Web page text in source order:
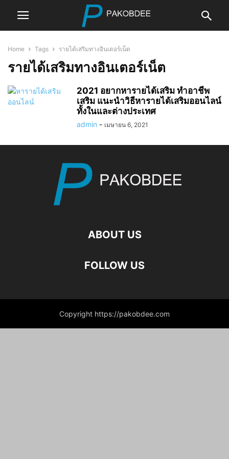
Home Tags รายได้เสริมทางอินเตอร์เน็ต
รายได้เสริมทางอินเตอร์เน็ต
2021 อยากหารายได้เสริม ทำอาชีพ
เสริม แนะนำวิธีหารายได้เสริมออนไลน์
ทั้งในและต่างประเทศ
admin - เมษายน 6, 2021
ABOUT US
FOLLOW US
Copyright https://pakobdee.com